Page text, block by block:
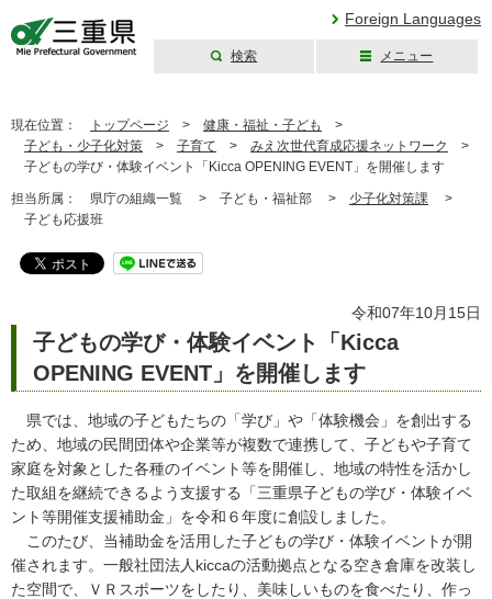
Foreign Languages
検索 メニュー
現在位置： トップページ > 健康・福祉・子ども
>
子ども・少子化対策 > 子育て > みえ次世代育成応援ネットワーク
>
子どもの学び・体験イベント「Kicca OPENING EVENT」を開催します
担当所属： 県庁の組織一覧 > 子ども・福祉部 > 少子化対策課 >
子ども応援班
令和07年10月15日
子どもの学び・体験イベント「Kicca
OPENING EVENT」を開催します
県では、地域の子どもたちの「学び」や「体験機会」を創出する
ため、地域の民間団体や企業等が複数で連携して、子どもや子育て
家庭を対象とした各種のイベント等を開催し、地域の特性を活かし
た取組を継続できるよう支援する「三重県子どもの学び・体験イベ
ント等開催支援補助金」を令和６年度に創設しました。
このたび、当補助金を活用した子どもの学び・体験イベントが開
催されます。一般社団法人kiccaの活動拠点となる空き倉庫を改装し
た空間で、ＶＲスポーツをしたり、美味しいものを食べたり、作っ